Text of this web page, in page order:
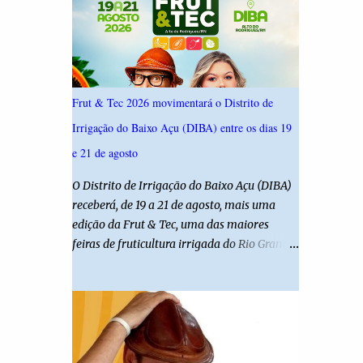
ouviu 1.500 eleitores em todas as regiões do
Rio Grande do Norte entre os dias 18 e 22 de
junho de 2026. O levantamento possui
margem de erro de 2,5 pontos percentuais e
nível de confiança de 95%. Registro no TSE:
RN-09520/2026
Frut & Tec 2026 movimentará o Distrito de
Irrigação do Baixo Açu (DIBA) entre os dias 19
e 21 de agosto
O Distrito de Irrigação do Baixo Açu (DIBA)
receberá, de 19 a 21 de agosto, mais uma
edição da Frut & Tec, uma das maiores
feiras de fruticultura irrigada do Rio Grande
estudantes e profissionais do agronegócio,
com palestras de especialistas, visitas
técnicas a campo e uma ampla exposição de